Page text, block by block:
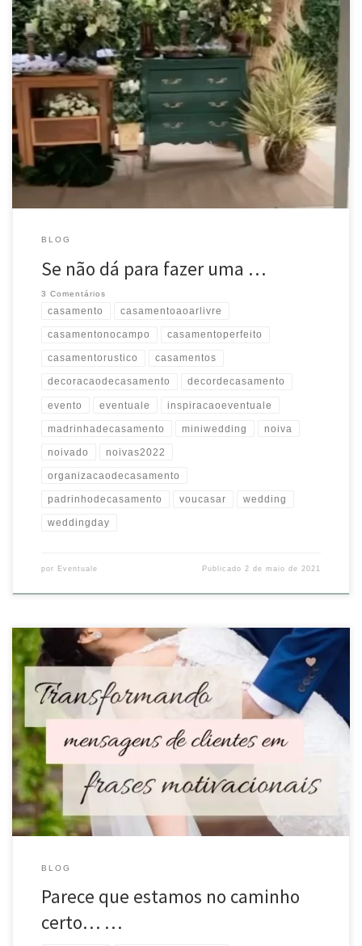
Se não dá para fazer uma festona, vamos de mini wedding!
#eventuale #inspiracaoeventuale #casamento #casamentorustico
#casamentos #casamentonocampo #casamentoaoarlivre
#casamentoperfeito #evento #noiva #noivado #noivas2022 #wedding
#weddingday #voucasar #organizacaodecasamento
#decoracaodecasamento #decordecasamento
#madrinhadecasamento #padrinhodecasamento #miniwedding
Source
BLOG
Se não dá para fazer uma …
3 Comentários
casamento casamentoaoarlivre
casamentonocampo casamentoperfeito
casamentorustico casamentos
decoracaodecasamento decordecasamento
evento eventuale inspiracaoeventuale
madrinhadecasamento miniwedding noiva
noivado noivas2022
organizacaodecasamento
padrinhodecasamento voucasar wedding
weddingday
por Eventuale Publicado2 de maio de 2021
Parece que estamos no caminho certo…
. . #eventuale
#inspiracaoeventuale #casamento #casamentorustico #casamentos
#casamentonocampo #casamentoaoarlivre #casamentoperfeito
#evento #noiva #noivado #noivas2022 #wedding #weddingday
#voucasar #organizacaodecasamento #decoracaodecasamento
#decordecasamento #madrinhadecasamento #padrinhodecasamento
#gratidao Source
BLOG
Parece que estamos no caminho
certo… …